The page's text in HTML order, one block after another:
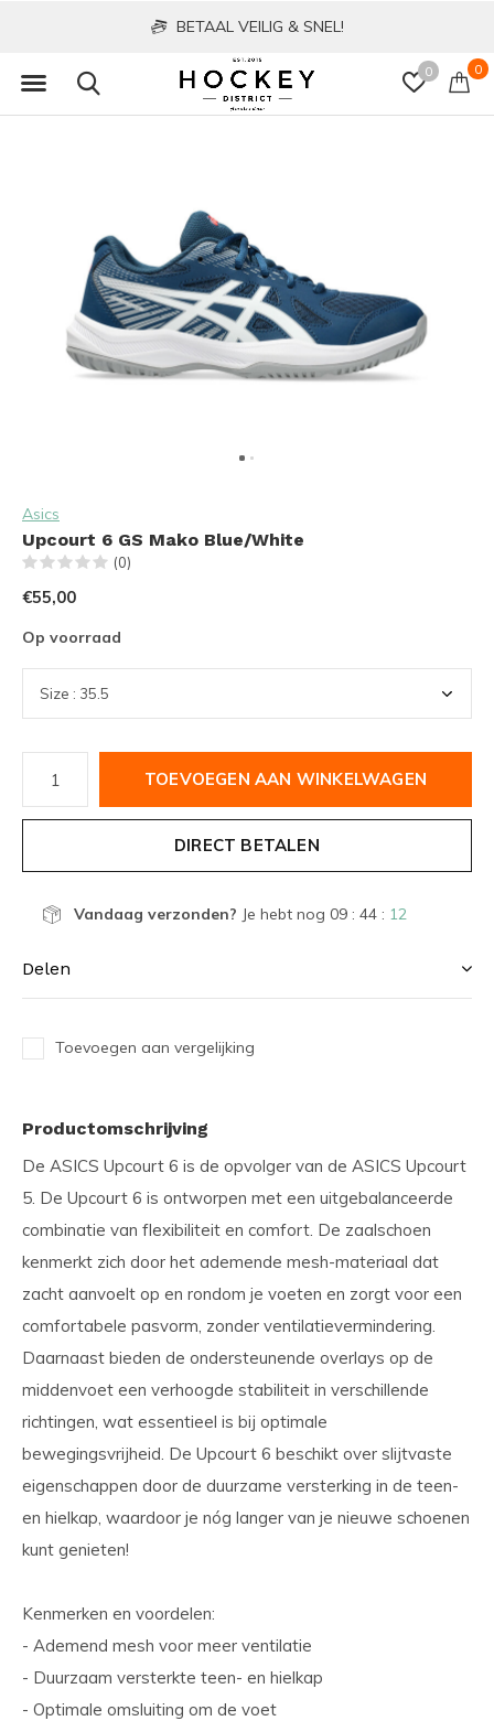
0 0
BETAAL VEILIG & SNEL!
Asics
Upcourt 6 GS Mako Blue/White
(0)
€55,00
Op voorraad
TOEVOEGEN AAN WINKELWAGEN
DIRECT BETALEN
Vandaag verzonden? Je hebt nog 09 : 44 : 11
Delen
Toevoegen aan vergelijking
Productomschrijving
De ASICS Upcourt 6 is de opvolger van de ASICS Upcourt
5. De Upcourt 6 is ontworpen met een uitgebalanceerde
combinatie van flexibiliteit en comfort. De zaalschoen
kenmerkt zich door het ademende mesh-materiaal dat
zacht aanvoelt op en rondom je voeten en zorgt voor een
comfortabele pasvorm, zonder ventilatievermindering.
Daarnaast bieden de ondersteunende overlays op de
middenvoet een verhoogde stabiliteit in verschillende
richtingen, wat essentieel is bij optimale
bewegingsvrijheid. De Upcourt 6 beschikt over slijtvaste
eigenschappen door de duurzame versterking in de teen-
en hielkap, waardoor je nóg langer van je nieuwe schoenen
kunt genieten!
Kenmerken en voordelen:
- Ademend mesh voor meer ventilatie
- Duurzaam versterkte teen- en hielkap
- Optimale omsluiting om de voet